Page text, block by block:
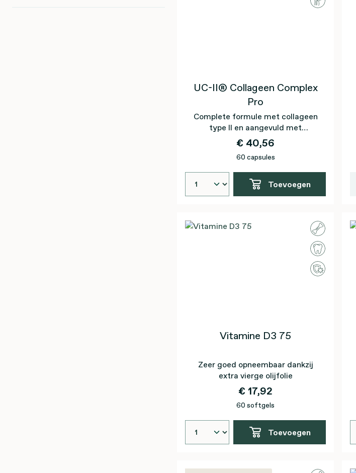
UC-II® Collageen Complex
Pro
Complete formule met collageen
type II en aangevuld met
zorgvuldig geselecteerde
nutriënten
€ 40,56
60 capsules
Toevoegen
Vitamine D3 75
Zeer goed opneembaar dankzij
extra vierge olijfolie
€ 17,92
60 softgels
Toevoegen